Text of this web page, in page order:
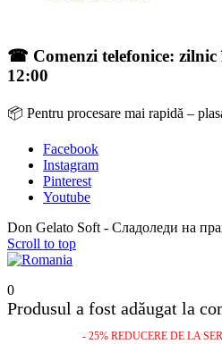
☎ Comenzi telefonice: zilnic
12:00
📦 Pentru procesare mai rapidă –
Facebook
Instagram
Pinterest
Youtube
Don Gelato Soft - Сладоледи на
Scroll to top
0
Produsul a fost adăugat la
- 25% REDUCERE DE LA